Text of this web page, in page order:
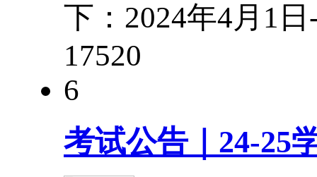
下：2024年4月1
17520
6
考试公告｜24-25